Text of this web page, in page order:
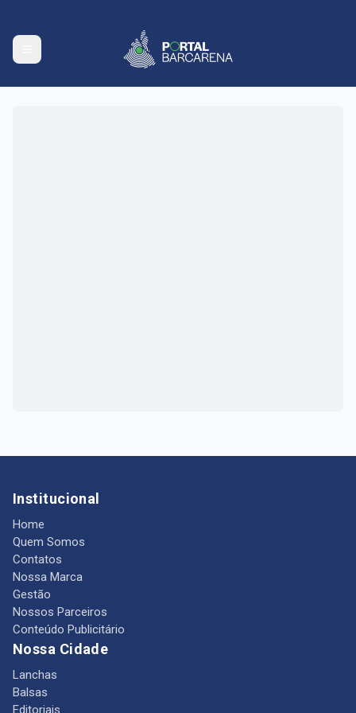
Institucional
Home
Quem Somos
Contatos
Nossa Marca
Gestão
Nossos Parceiros
Conteúdo Publicitário
Nossa Cidade
Lanchas
Balsas
Editoriais